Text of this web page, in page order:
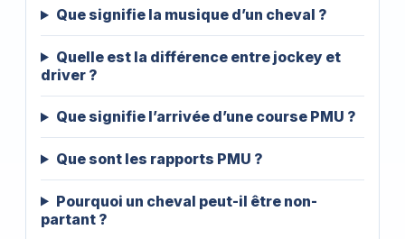
Que signifie la musique d’un cheval ?
Quelle est la différence entre jockey et
driver ?
Que signifie l’arrivée d’une course PMU ?
Que sont les rapports PMU ?
Pourquoi un cheval peut-il être non-
partant ?